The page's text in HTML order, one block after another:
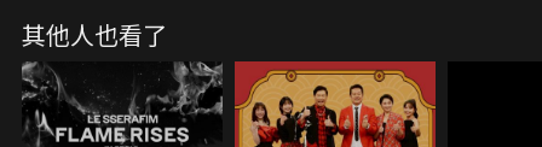
其他人也看了